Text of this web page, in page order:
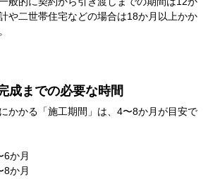
や二世帯住宅などの場合は18か月以上かか
成までの必要な時間
かかる「施工期間」は、4〜8か月が目安で
6か月
8か月